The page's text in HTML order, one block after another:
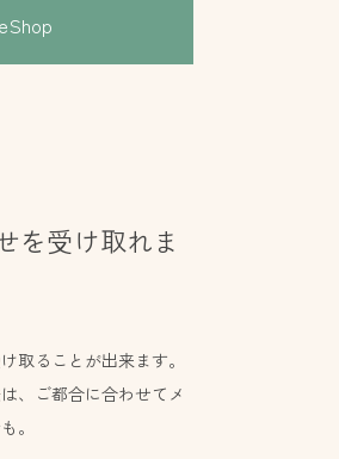
を受け取れま
取ることが出来ます。
、ご都合に合わせてメ
。